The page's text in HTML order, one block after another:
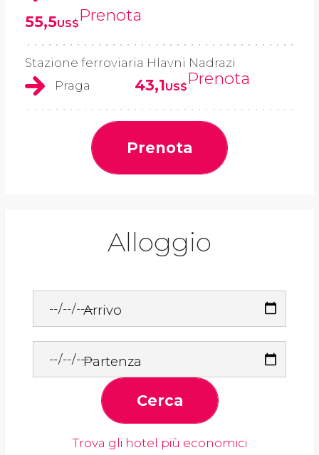
55,5US$Prenota
Stazione ferroviaria Hlavni Nadrazi
Praga
43,1US$Prenota
Prenota
Alloggio
Arrivo
Partenza
Cerca
Trova gli hotel più economici